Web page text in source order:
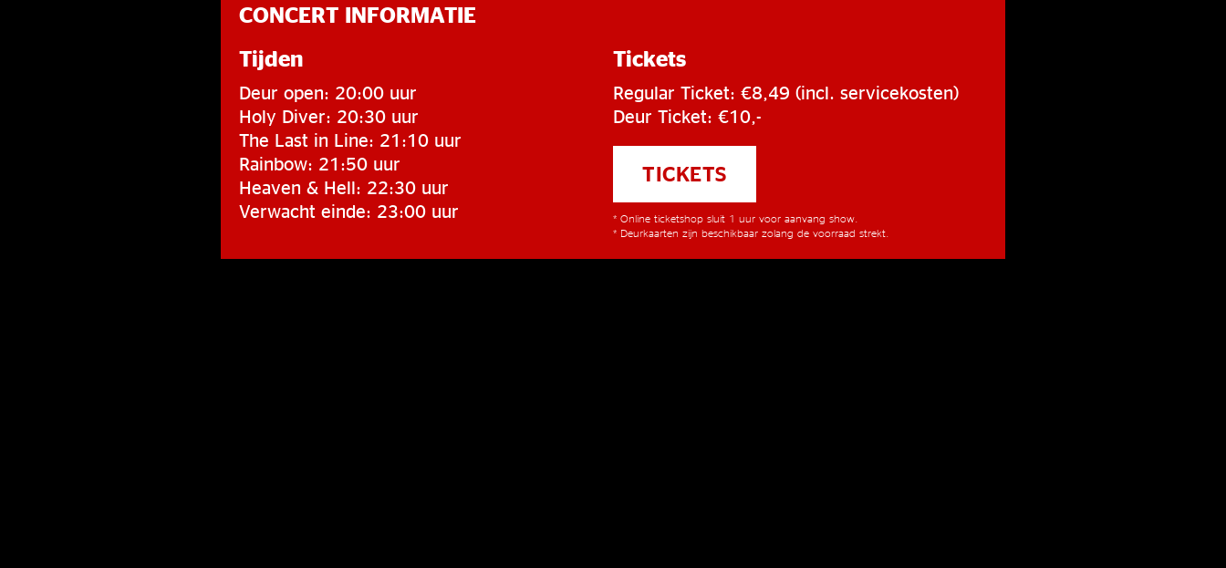
CONCERT INFORMATIE
Tijden
Deur open: 20:00 uur
Holy Diver: 20:30 uur
The Last in Line: 21:10 uur
Rainbow: 21:50 uur
Heaven & Hell: 22:30 uur
Verwacht einde: 23:00 uur
Tickets
Regular Ticket: €8,49 (incl. servicekosten)
Deur Ticket: €10,-
TICKETS
* Online ticketshop sluit 1 uur voor aanvang show.
* Deurkaarten zijn beschikbaar zolang de voorraad strekt.